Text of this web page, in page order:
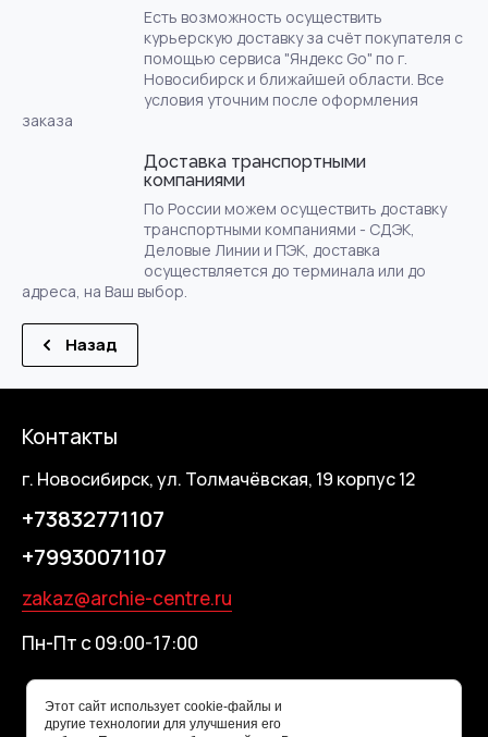
Есть возможность осуществить
курьерскую доставку за счёт покупателя с
помощью сервиса "Яндекс Go" по г.
Новосибирск и ближайшей области. Все
условия уточним после оформления
заказа
Доставка транспортными
компаниями
По России можем осуществить доставку
транспортными компаниями - СДЭК,
Деловые Линии и ПЭК, доставка
осуществляется до терминала или до
адреса, на Ваш выбор.
Назад
Контакты
г. Новосибирск, ул. Толмачёвская, 19 корпус 12
+73832771107
+79930071107
zakaz@archie-centre.ru
Пн-Пт с 09:00-17:00
Этот сайт использует cookie-файлы и
другие технологии для улучшения его